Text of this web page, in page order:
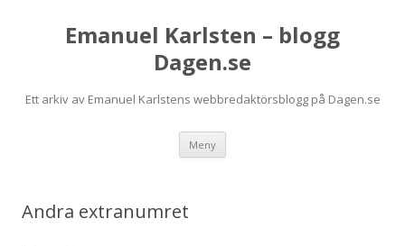
Emanuel Karlsten – blogg
Dagen.se
Ett arkiv av Emanuel Karlstens webbredaktörsblogg på Dagen.se
Meny
Andra extranumret